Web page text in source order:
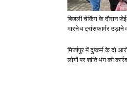
बिजली चेकिंग के दौरान
मारने व ट्रांसफार्मर
मिर्जापुर में दुष्कर्म के दो
लोगों पर शांति भंग की